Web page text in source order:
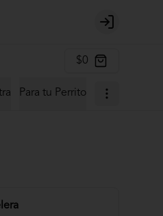
Login
$0
Para tu Perrito